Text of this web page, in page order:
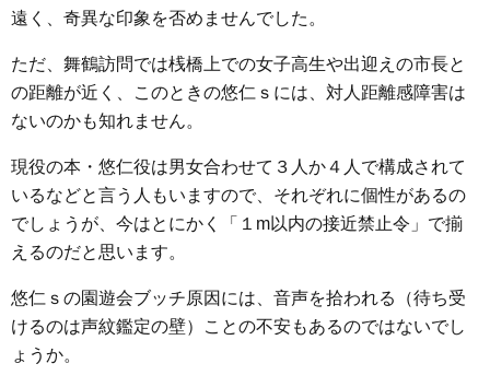
遠く、奇異な印象を否めませんでした。
ただ、舞鶴訪問では桟橋上での女子高生や出迎えの市長と
の距離が近く、このときの悠仁ｓには、対人距離感障害は
ないのかも知れません。
現役の本・悠仁役は男女合わせて３人か４人で構成されて
いるなどと言う人もいますので、それぞれに個性があるの
でしょうが、今はとにかく「１m以内の接近禁止令」で揃
えるのだと思います。
悠仁ｓの園遊会ブッチ原因には、音声を拾われる（待ち受
けるのは声紋鑑定の壁）ことの不安もあるのではないでし
ょうか。